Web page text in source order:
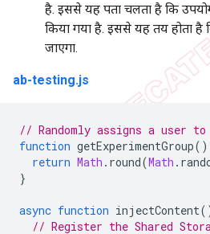
है. इससे यह पता चलता है कि
किया गया है. इससे यह तय होता है
जाएगा.
ab-testing.js
// Randomly assigns a user
function getExperimentGroup()
return Math . round(Math .
}
async function injectContent
// Register the Shared